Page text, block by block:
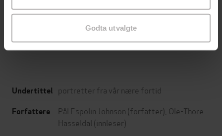
Godta utvalgte
Idioten
Fjodor M. Dostojevskij
Undertittel portretter fra vår nære fortid
Forfattere Pål Espolin Johnson (forfatter), Ole-Thore
Hasseldal (innleser)